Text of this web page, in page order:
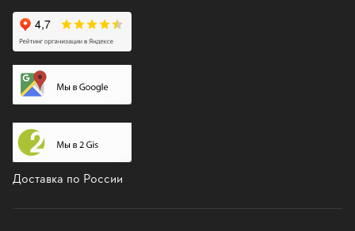
Доставка по России